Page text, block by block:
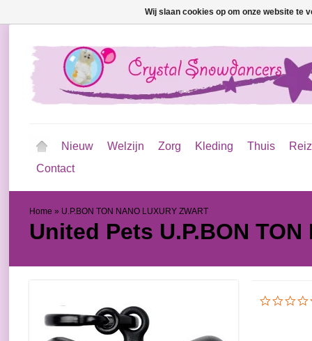
Nieuw Welzijn Zorg Kleding Thuis
Contact
Home » U.P.BON TON NANO LUXURY ZWART
United Pets U.P.BON
Wij slaan cookies op om onze website te